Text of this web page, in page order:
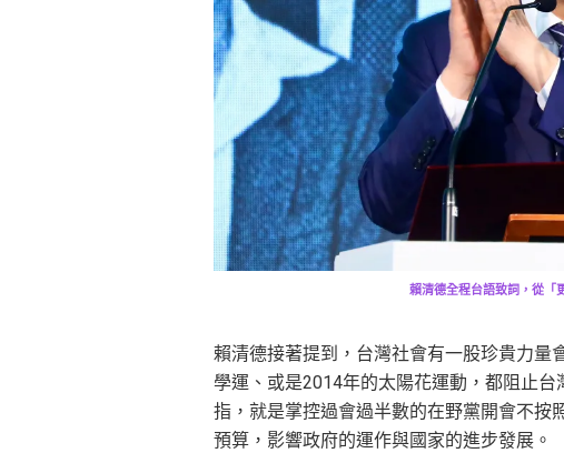
賴清德全程台語致詞，從「
賴清德接著提到，台灣社會有一股珍貴力量
學運、或是2014年的太陽花運動，都阻止
指，就是掌控過會過半數的在野黨開會不按
預算，影響政府的運作與國家的進步發展。